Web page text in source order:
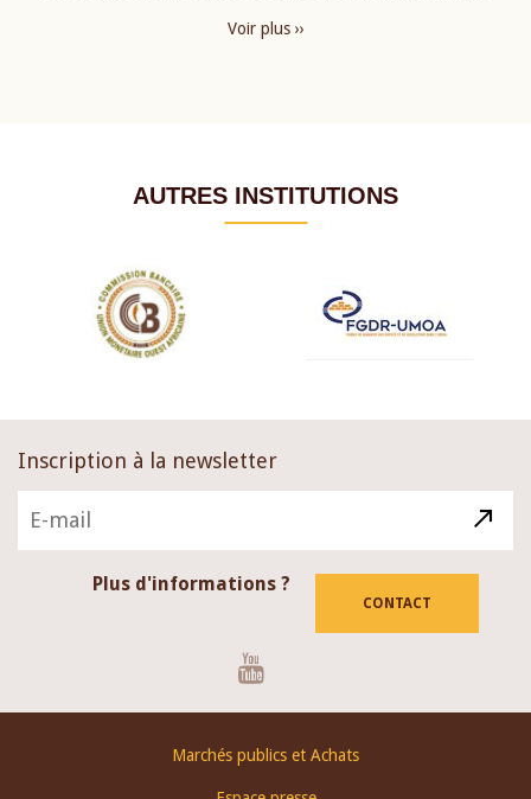
Voir plus ››
AUTRES INSTITUTIONS
Inscription à la newsletter
Plus d'informations ?
CONTACT
Marchés publics et Achats